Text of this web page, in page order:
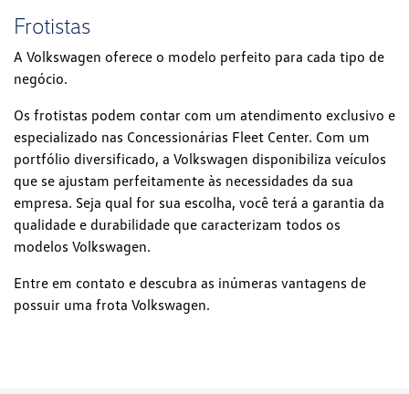
Frotistas
A Volkswagen oferece o modelo perfeito para cada tipo de
negócio.
Os frotistas podem contar com um atendimento exclusivo e
especializado nas Concessionárias Fleet Center. Com um
portfólio diversificado, a Volkswagen disponibiliza veículos
que se ajustam perfeitamente às necessidades da sua
empresa. Seja qual for sua escolha, você terá a garantia da
qualidade e durabilidade que caracterizam todos os
modelos Volkswagen.
Entre em contato e descubra as inúmeras vantagens de
possuir uma frota Volkswagen.